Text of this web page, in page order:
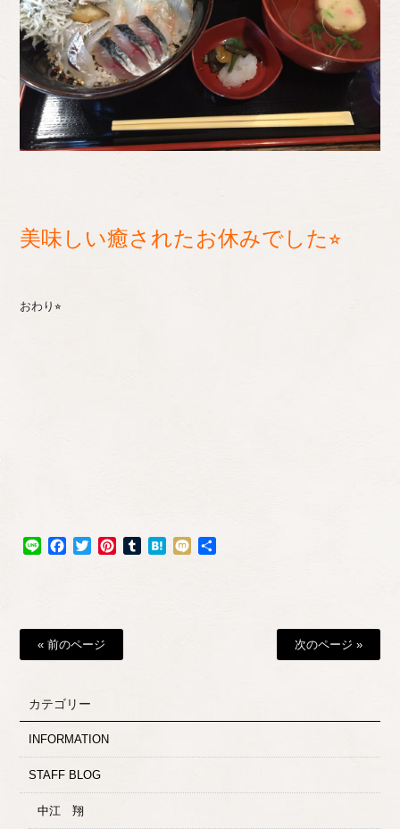
美味しい癒されたお休みでした⭐︎
おわり⭐︎
Line Facebook
TwitterPinterestTumblrHatena
Mixi
« 前のページ 次のページ »
カテゴリー
INFORMATION
STAFF BLOG
中江 翔